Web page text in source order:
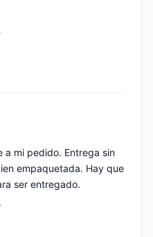
a mi pedido. Entrega sin
empaquetada. Hay que
ser entregado.